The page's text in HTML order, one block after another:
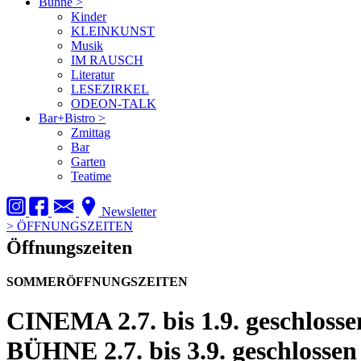
Kinder
KLEINKUNST
Musik
IM RAUSCH
Literatur
LESEZIRKEL
ODEON-TALK
Bar+Bistro >
Zmittag
Bar
Garten
Teatime
Newsletter
> ÖFFNUNGSZEITEN
Öffnungszeiten
SOMMERÖFFNUNGSZEITEN
CINEMA2.7. bis 1.9.
BÜHNE 2.7. bis 3.9. geschlossen